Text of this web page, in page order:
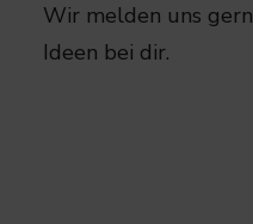
Wir melden uns
Ideen bei dir.